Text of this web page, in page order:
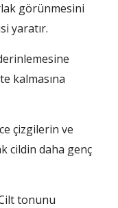
görünmesini
yaratır.
kalmasına
çizgilerin ve
cildin daha genç
tonunu